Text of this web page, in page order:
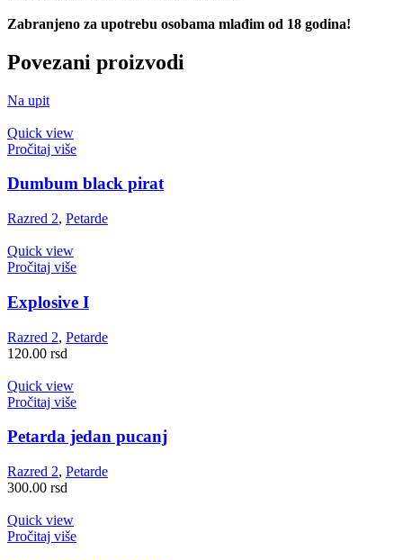
Zabranjeno za upotrebu osobama mlađim od 18 godina!
Povezani proizvodi
Na upit
Quick view
Pročitaj više
Dumbum black pirat
Razred 2, Petarde
Quick view
Pročitaj više
Explosive I
Razred 2, Petarde
120.00 rsd
Quick view
Pročitaj više
Petarda jedan pucanj
Razred 2, Petarde
300.00 rsd
Quick view
Pročitaj više